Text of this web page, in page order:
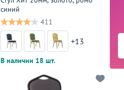
синий
411
+13
В наличии 18 шт.